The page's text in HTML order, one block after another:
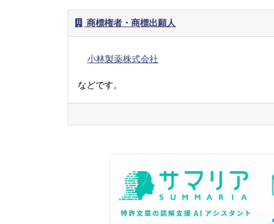
商標権者・商標出願人
小林製薬株式会社
などです。